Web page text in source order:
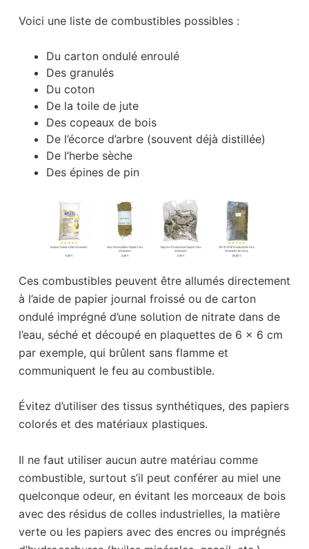
Voici une liste de combustibles possibles :
Du carton ondulé enroulé
Des granulés
Du coton
De la toile de jute
Des copeaux de bois
De l’écorce d’arbre (souvent déjà distillée)
De l’herbe sèche
Des épines de pin
Ces combustibles peuvent être allumés directement
à l’aide de papier journal froissé ou de carton
ondulé imprégné d’une solution de nitrate dans de
l’eau, séché et découpé en plaquettes de 6 x 6 cm
par exemple, qui brûlent sans flamme et
communiquent le feu au combustible.
Évitez d’utiliser des tissus synthétiques, des papiers
colorés et des matériaux plastiques.
Il ne faut utiliser aucun autre matériau comme
combustible, surtout s’il peut conférer au miel une
quelconque odeur, en évitant les morceaux de bois
avec des résidus de colles industrielles, la matière
verte ou les papiers avec des encres ou imprégnés